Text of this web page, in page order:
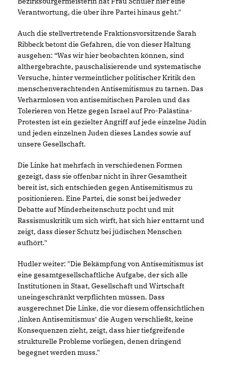
Verantwortung, die über ihre Partei hinaus geht."
Auch die stellvertretende Fraktionsvorsitzende Sarah
Ribbeck betont die Gefahren, die von dieser Haltung
ausgehen: “Was wir hier beobachten können, sind
althergebrachte, pauschalisierende und systematische
Versuche, hinter vermeintlicher politischer Kritik den
menschenverachtenden Antisemitismus zu tarnen. Das
Verharmlosen von antisemitischen Parolen und das
Tolerieren von Hetze gegen Israel auf Pro-Palästina-
Protesten ist ein gezielter Angriff auf jede einzelne Jüdin
und jeden einzelnen Juden dieses Landes sowie auf
unsere Gesellschaft.
Die Linke hat mehrfach in verschiedenen Formen
gezeigt, dass sie offenbar nicht in ihrer Gesamtheit
bereit ist, sich entschieden gegen Antisemitismus zu
positionieren. Eine Partei, die sonst bei jedweder
Debatte auf Minderheitenschutz pocht und mit
Rassismuskritik um sich wirft, hat sich hier enttarnt und
zeigt, dass dieser Schutz bei jüdischen Menschen
aufhört."
Hudler weiter: "Die Bekämpfung von Antisemitismus ist
eine gesamtgesellschaftliche Aufgabe, der sich alle
Institutionen in Staat, Gesellschaft und Wirtschaft
uneingeschränkt verpflichten müssen. Dass
ausgerechnet Die Linke, die vor diesem offensichtlichen
linken Antisemitismus‘ die Augen verschließt, keine
Konsequenzen zieht, zeigt, dass hier tiefgreifende
strukturelle Probleme vorliegen, denen dringend
begegnet werden muss."